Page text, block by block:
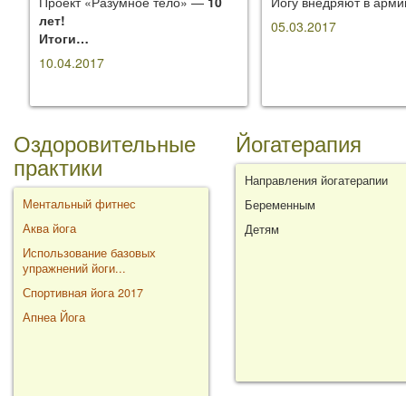
лет!
Итоги…
10.04.2017
05.03.2017
Оздоровительные
практики
Ментальный фитнес
Аква йога
Использование базовых
упражнений йоги...
Спортивная йога 2017
Апнеа Йога
Йогатерапия
Направления йогатерапии
Беременным
Детям